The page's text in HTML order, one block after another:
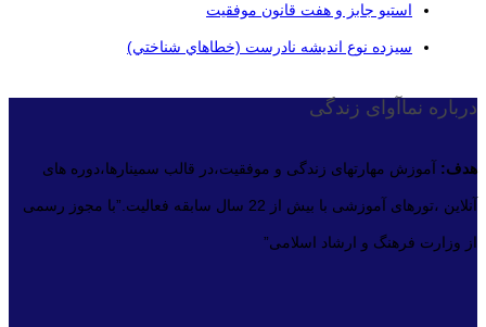
استیو جابز و هفت قانون موفقیت
سيزده نوع انديشه نادرست (خطاهاي شناختي)
درباره نماآوای زندگی
هدف: آموزش مهارتهای زندگی و موفقیت،در قالب سمینارها،دوره های
آنلاین ،تورهای آموزشی با بیش از 22 سال سابقه فعالیت.”با مجوز رسمی
از وزارت فرهنگ و ارشاد اسلامی”